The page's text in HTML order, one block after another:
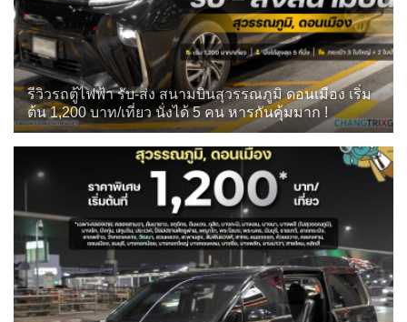
รีวิวรถตู้ไฟฟ้า รับ-ส่ง สนามบินสุวรรณภูมิ ดอนเมือง เริ่ม
ต้น 1,200 บาท/เที่ยว นั่งได้ 5 คน หารกันคุ้มมาก !